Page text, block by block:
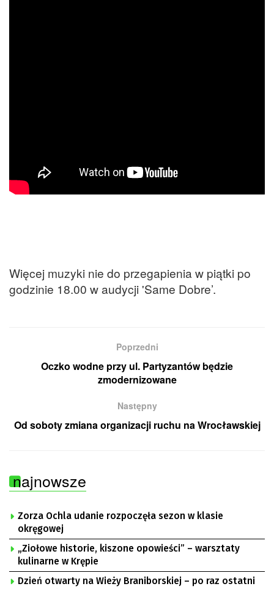
Więcej muzyki nie do przegapienia w piątki po
godzinie 18.00 w audycji 'Same Dobre’.
Poprzedni
Oczko wodne przy ul. Partyzantów będzie
zmodernizowane
Następny
Od soboty zmiana organizacji ruchu na Wrocławskiej
najnowsze
Zorza Ochla udanie rozpoczęła sezon w klasie
okręgowej
„Ziołowe historie, kiszone opowieści” – warsztaty
kulinarne w Krępie
Dzień otwarty na Wieży Braniborskiej – po raz ostatni